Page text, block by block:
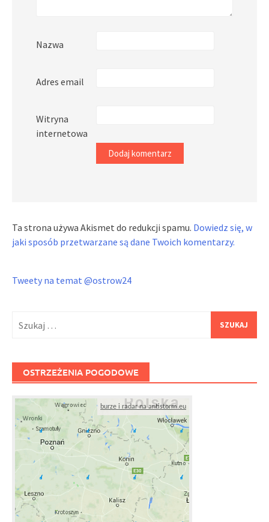
Nazwa
Adres email
Witryna
internetowa
Ta strona używa Akismet do redukcji spamu. Dowiedz się, w
jaki sposób przetwarzane są dane Twoich komentarzy.
Tweety na temat @ostrow24
OSTRZEŻENIA POGODOWE
burze i radar na antistorm.eu